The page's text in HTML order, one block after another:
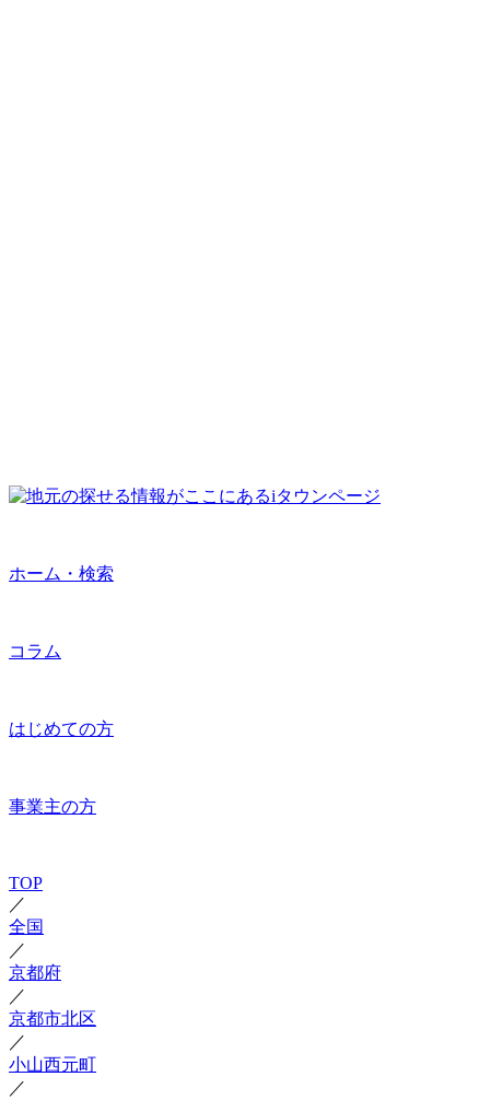
ホーム・検索
コラム
はじめての方
事業主の方
TOP
／
全国
／
京都府
／
京都市北区
／
小山西元町
／